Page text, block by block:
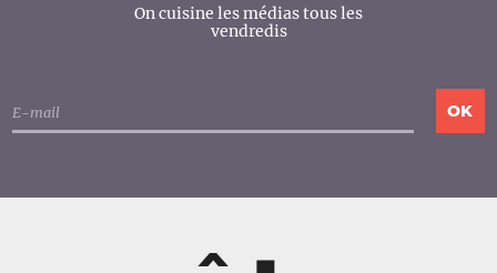
On cuisine les médias tous les
vendredis